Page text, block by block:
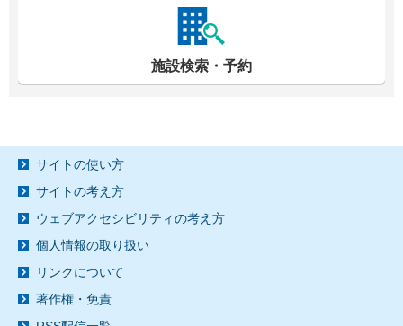
施設検索・予約
サイトの使い方
サイトの考え方
ウェブアクセシビリティの考え方
個人情報の取り扱い
リンクについて
著作権・免責